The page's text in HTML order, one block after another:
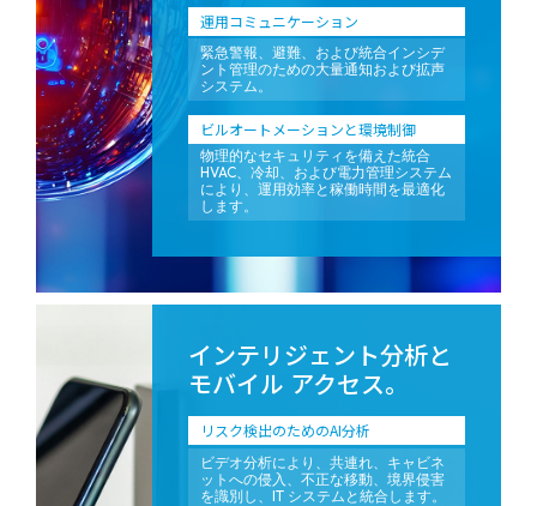
運用コミュニケーション
緊急警報、避難、および統合インシデ
ント管理のための大量通知および拡声
システム。
ビルオートメーションと環境制御
物理的なセキュリティを備えた統合
HVAC、冷却、および電力管理システム
により、運用効率と稼働時間を最適化
します。
インテリジェント分析と
モバイル アクセス。
リスク検出のためのAI分析
ビデオ分析により、共連れ、キャビネ
ットへの侵入、不正な移動、境界侵害
を識別し、IT システムと統合します。